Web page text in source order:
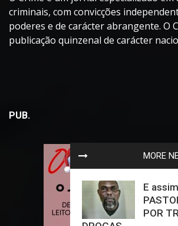
MORE
E
POR
criminais, com convicções
poderes e de carácter abrangente. O
publicação quinzenal de carácter
PUB.